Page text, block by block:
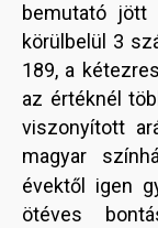
bemutató jött
körülbelül 3
189, a
az értéknél
viszonyított
magyar
évektől igen
ötéves